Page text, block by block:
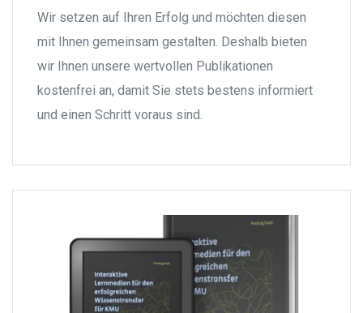
Wir setzen auf Ihren Erfolg und möchten diesen
mit Ihnen gemeinsam gestalten. Deshalb bieten
wir Ihnen unsere wertvollen Publikationen
kostenfrei an, damit Sie stets bestens informiert
und einen Schritt voraus sind.